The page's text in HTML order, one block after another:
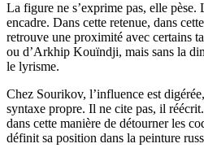
La figure ne s’exprime pas, elle pèse.
encadre. Dans cette retenue, dans
retrouve une proximité avec certains
ou d’Arkhip Kouïndji, mais sans la
le lyrisme.
Chez Sourikov, l’influence est
syntaxe propre. Il ne cite pas, il
dans cette manière de détourner les
définit sa position dans la peinture